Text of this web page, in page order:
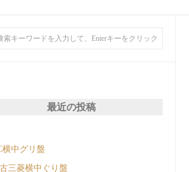
最近の投稿
横中グリ盤
三菱横中ぐり盤